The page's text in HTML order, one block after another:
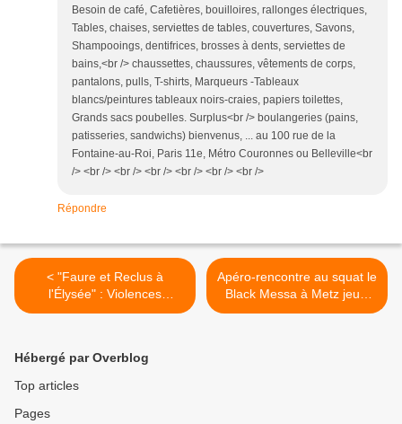
Besoin de café, Cafetières, bouilloires, rallonges électriques,
Tables, chaises, serviettes de tables, couvertures, Savons,
Shampooings, dentifrices, brosses à dents, serviettes de
bains,<br /> chaussettes, chaussures, vêtements de corps,
pantalons, pulls, T-shirts, Marqueurs -Tableaux
blancs/peintures tableaux noirs-craies, papiers toilettes,
Grands sacs poubelles. Surplus<br /> boulangeries (pains,
patisseries, sandwichs) bienvenus, ... au 100 rue de la
Fontaine-au-Roi, Paris 11e, Métro Couronnes ou Belleville<br
/> <br /> <br /> <br /> <br /> <br /> <br />
Répondre
< "Faure et Reclus à
l'Élysée" : Violences
policières et désignation de
Apéro-rencontre au squat le
Black Messa à Metz jeudi
12 mai >
Hébergé par Overblog
Top articles
Pages